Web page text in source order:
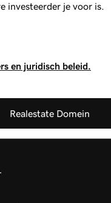
investeerder je voor is.
en juridisch beleid.
Realestate Domein